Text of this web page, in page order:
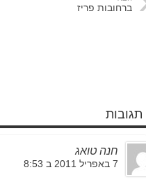
ברחובות פריז
חנה טואג
7 באפריל 2011 ב 8:53